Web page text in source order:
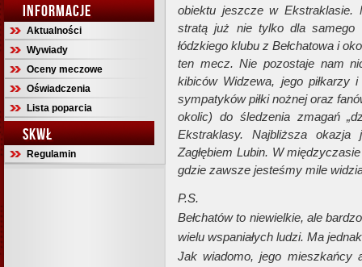
INFORMACJE
Aktualności
Wywiady
Oceny meczowe
Oświadczenia
Lista poparcia
SKWŁ
Regulamin
obiektu jeszcze w Ekstraklasie.
stratą już nie tylko dla samego
łódzkiego klubu z Bełchatowa i
ten mecz. Nie pozostaje nam
kibiców Widzewa, jego piłkarzy
sympatyków piłki nożnej oraz
okolic) do śledzenia zmagań
Ekstraklasy. Najbliższa
Zagłębiem Lubin. W
gdzie zawsze jesteśmy mile
P.S.
Bełchatów to niewielkie, ale
wielu wspaniałych ludzi. Ma
Jak wiadomo, jego mieszkańcy